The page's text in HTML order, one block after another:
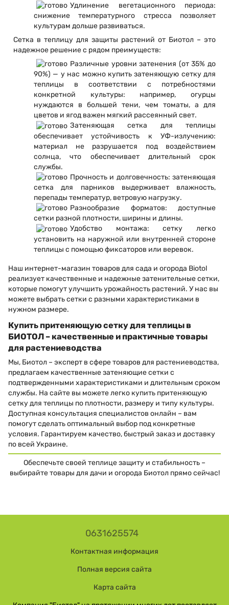
Удлинение вегетационного периода:
снижение температурного стресса позволяет
культурам дольше развиваться.
Сетка в теплицу для защиты растений от Биотол – это
надежное решение с рядом преимуществ:
Различные уровни затенения (от 35% до
90%) — у нас можно купить затеняющую сетку для
теплицы в соответствии с потребностями
конкретной культуры: например, огурцы
нуждаются в большей тени, чем томаты, а для
цветов и ягод важен мягкий рассеянный свет.
Затеняющая сетка для теплицы
обеспечивает устойчивость к УФ-излучению:
материал не разрушается под воздействием
солнца, что обеспечивает длительный срок
службы.
Прочность и долговечность: затеняющая
сетка для парников выдерживает влажность,
перепады температур, ветровую нагрузку.
Разнообразие форматов: доступные
сетки разной плотности, ширины и длины.
Удобство монтажа: сетку легко
установить на наружной или внутренней стороне
теплицы с помощью фиксаторов или веревок.
Наш интернет-магазин товаров для сада и огорода Biotol
реализует качественные и надежные затенительные сетки,
которые помогут улучшить урожайность растений. У нас вы
можете выбрать сетки с разными характеристиками в
нужном размере.
Купить притеняющую сетку для теплицы в
БИОТОЛ – качественные и практичные товары
для растениеводства
Мы, Биотол – эксперт в сфере товаров для растениеводства,
предлагаем качественные затеняющие сетки с
подтвержденными характеристиками и длительным сроком
службы. На сайте вы можете легко купить притеняющую
сетку для теплицы по плотности, размеру и типу культуры.
Доступная консультация специалистов онлайн – вам
помогут сделать оптимальный выбор под конкретные
условия. Гарантируем качество, быстрый заказ и доставку
по всей Украине.
Обеспечьте своей теплице защиту и стабильность –
выбирайте товары для дачи и огорода Биотол прямо сейчас!
0631625574
Контактная информация
Полная версия сайта
Карта сайта